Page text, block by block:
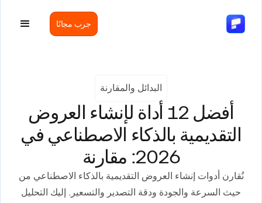
جرب مجانًا
البدائل والمقارنة
أفضل 12 أداة لإنشاء العروض
التقديمية بالذكاء الاصطناعي في
2026: مقارنة
نُقارن أدوات إنشاء العروض التقديمية بالذكاء الاصطناعي من
حيث السرعة والجودة ودقة التصدير والتسعير. إليك التحليل